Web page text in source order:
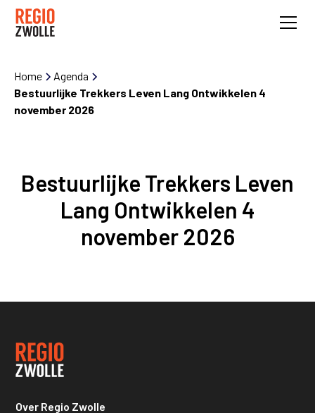
Home
Agenda
Bestuurlijke Trekkers Leven Lang Ontwikkelen 4
november 2026
Bestuurlijke Trekkers Leven
Lang Ontwikkelen 4
november 2026
Over Regio Zwolle